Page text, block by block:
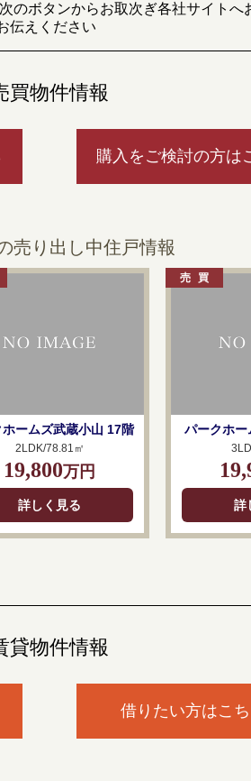
ボタンからお取次ぎ各社サイトへ
伝えください
買物件情報
購入をご検討の方は
売り出し中住戸情報
ームズ武蔵小山 17階
2LDK/78.81㎡
19,800万円
詳しく見る
パークホ
詳
貸物件情報
借りたい方はこ